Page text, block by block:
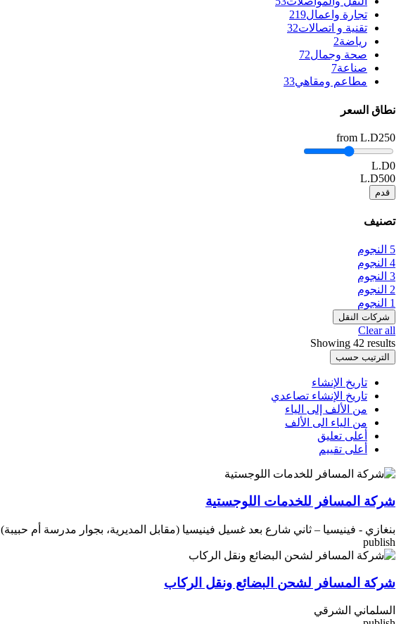
تجارة واعمال219
تقنية و اتصالات32
رياضة2
صحة وجمال72
صناعة7
مطاعم ومقاهي33
نطاق السعر
from L.D250
L.D0
L.D500
قدم
تصنيف
5 النجوم
4 النجوم
3 النجوم
2 النجوم
1 النجوم
شركات النقل
Clear all
Showing 42 results
الترتيب حسب
تاريخ الإنشاء
تاريخ الإنشاء تصاعدي
من الألف إلى الياء
من الياء الى الألف
أعلى تعليق
أعلى تقييم
شركة المسافر للخدمات اللوجستية
بنغازي - فينيسيا – ثاني شارع بعد غسيل فينيسيا (مقابل المديرية، بجوار مدرسة أم حبيبة)
publish
شركة المسافر لشحن البضائع ونقل الركاب
السلماني الشرقي